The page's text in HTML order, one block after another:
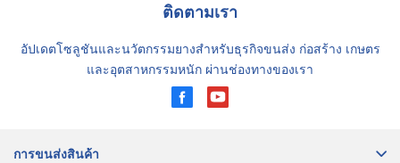
ติดตามเรา
อัปเดตโซลูชันและนวัตกรรมยางสำหรับธุรกิจขนส่ง ก่อสร้าง เกษตร
และอุตสาหกรรมหนัก ผ่านช่องทางของเรา
การขนส่งสินค้า